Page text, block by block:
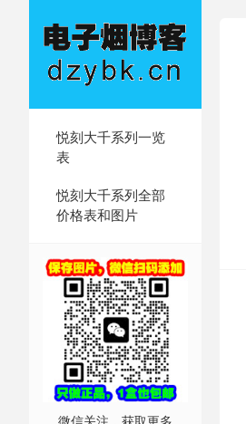
悦刻大千系列一览
表
悦刻大千系列全部
价格表和图片
微信关注，获取更多